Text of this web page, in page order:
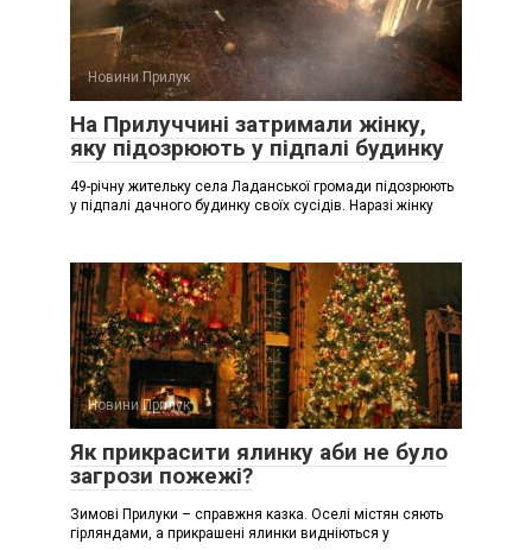
Новини Прилук
На Прилуччині затримали жінку,
яку підозрюють у підпалі будинку
49-річну жительку села Ладанської громади підозрюють
у підпалі дачного будинку своїх сусідів. Наразі жінку
Новини Прилук
Як прикрасити ялинку аби не було
загрози пожежі?
Зимові Прилуки – справжня казка. Оселі містян сяють
гірляндами, а прикрашені ялинки видніються у